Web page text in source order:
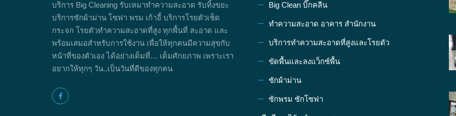
บริการ Big Cleaning รับเหมาทำความสะอาด รับทิ้งขยะ
บริการซักผ้าม่าน โซฟา พรม เก้าอี้ บริการโรยตัวเช็ด
กระจก โรยตัวทำความสะอาดที่สูง ทุกพื้นที่ สะอาด และ
พร้อมเสมอสำหรับการใช้งาน เพื่อให้ทุกคนมีความสุขกับ
หน้าที่ของตัวเอง ได้อย่างเต็มที่… เต็มศักยภาพ เพราะเรา
อยากให้ทุกๆ วัน..เป็นวันที่ดีของทุกคน
Big Clean บิ๊กคลีน
ทำความสะอาด อาคาร สำนักงาน
บริการทำความสะอาดที่สูงและโรยตัว
ขัดพื้นและลงแว็กซ์พื้น
ซักผ้าม่าน
ซักพรม ซักโซฟา